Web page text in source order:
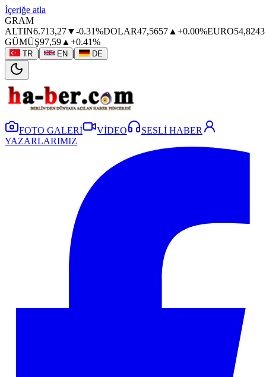
İçeriğe atla
GRAM
ALTIN6.713,27▼-0.31%DOLAR47,5657 ▲ +0.00%EURO54,8243
GÜMÜŞ97,59 ▲ +0.41%
TR | EN | DE
FOTO GALERİ VİDEO
SESLİ HABER
YAZARLARIMIZ